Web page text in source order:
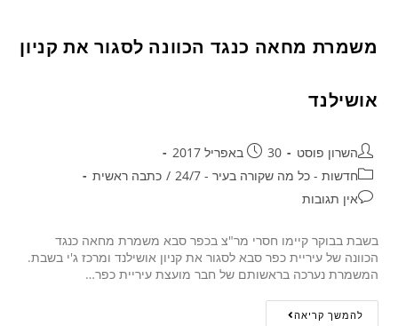
משמרת מחאה כנגד הכוונה לסגור את קניון
אושילנד
השרון פוסט
30 באפריל 2017
חדשות - כל מה שקורה בעיר - 24/7
/ כתבה ראשית
אין תגובות
בשבת בבוקר קיימו חסרי מר"צ בכפר סבא משמרת מחאה כנגד
הכוונה של עיריית כפר סבא לסגור את קניון אושילנד ומרכז ג'י בשבת.
המשמרת נערכה בראשותם של חבר מועצת עיריית כפר…
להמשך קריאה